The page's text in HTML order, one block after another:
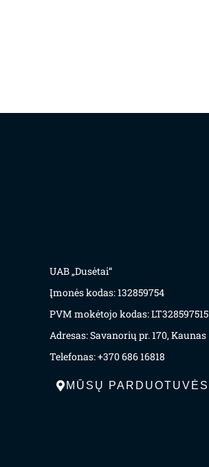
UAB „Dusėtai“
Įmonės kodas: 132859754
PVM mokėtojo kodas: LT328597515
Adresas: Savanorių pr. 170, Kaunas
Telefonas: +370 686 16818
MŪSŲ PARDUOTUVĖS